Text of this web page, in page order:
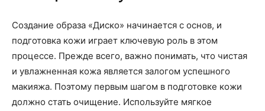
Создание образа «Диско» начинается с основ, и
подготовка кожи играет ключевую роль в этом
процессе. Прежде всего, важно понимать, что чистая
и увлажненная кожа является залогом успешного
макияжа. Поэтому первым шагом в подготовке кожи
должно стать очищение. Используйте мягкое